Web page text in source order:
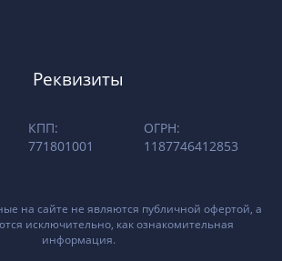
Реквизиты
КПП:
771801001
ОГРН:
1187746412853
на сайте не являются публичной офертой, а
исключительно, как ознакомительная
информация.